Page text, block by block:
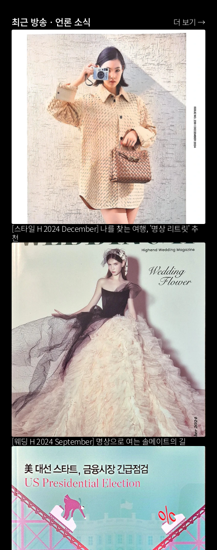
최근 방송ㆍ언론 소식 더 보기 →
[스타일 H 2024 December] 나를 찾는 여행, '명상 리트릿' 추
천
[웨딩 H 2024 September] 명상으로 여는 솔메이트의 길